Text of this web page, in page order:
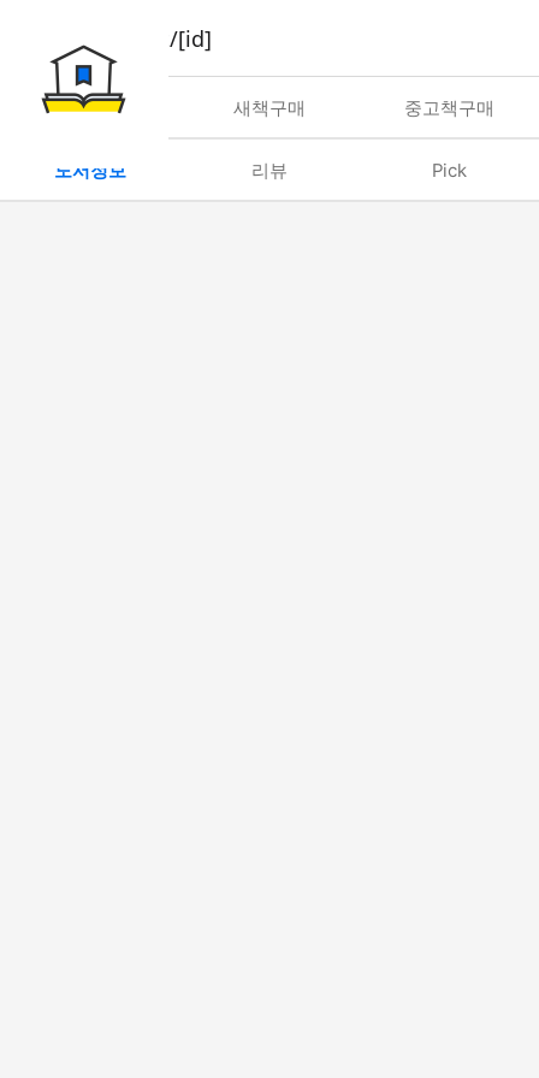
book/rent/[id]
대여 새책구매 중고책구매
도서정보 리뷰 Pick